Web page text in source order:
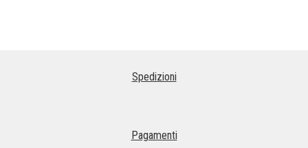
Spedizioni
Pagamenti